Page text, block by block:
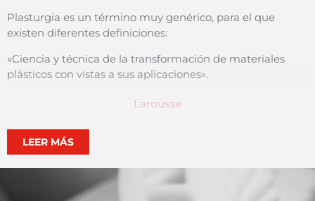
Plasturgia es un término muy genérico, para el que
existen diferentes definiciones:
«Ciencia y técnica de la transformación de materiales
plásticos con vistas a sus aplicaciones».
Larousse
«El procesamiento de plástico es el conjunto de técnicas
utilizadas por la industria del plástico para la
Wikipedia
LEER MÁS